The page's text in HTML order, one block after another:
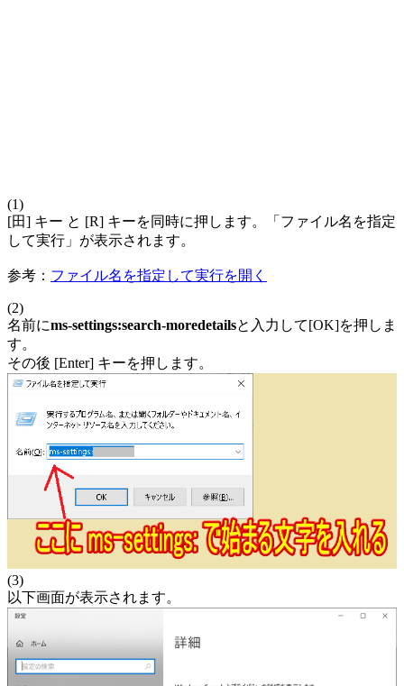
(1)
[田] キー と [R] キーを同時に押します。「ファイル名を指定
して実行」が表示されます。
参考： ファイル名を指定して実行を開く
(2)
名前にms-settings:search-moredetailsと入力して[OK]を押しま
す。
その後 [Enter] キーを押します。
(3)
以下画面が表示されます。